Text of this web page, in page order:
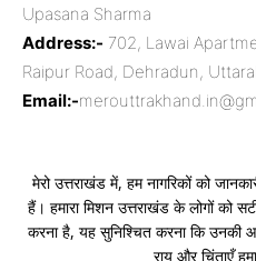
Upasana Sharma
Address:- 702, Lawai
Raipur Road, Dehradun,
Email:-
मेरो उत्तराखंड में, हम नागरिकों को
हैं। हमारा मिशन उत्तराखंड के लोगों को
करना है, यह सुनिश्चित करना कि उनकी
राय और चिंताएँ